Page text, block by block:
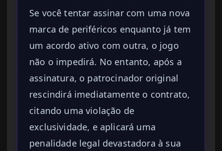
Se você tentar assinar com uma nova
marca de periféricos enquanto já tem
um acordo ativo com outra, o jogo
não o impedirá. No entanto, após a
assinatura, o patrocinador original
rescindirá imediatamente o contrato,
citando uma violação de
exclusividade, e aplicará uma
penalidade legal devastadora à sua